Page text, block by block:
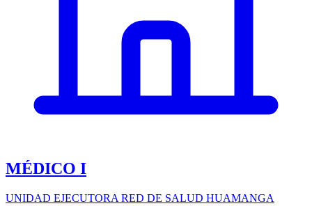
MÉDICO I
UNIDAD EJECUTORA RED DE SALUD HUAMANGA